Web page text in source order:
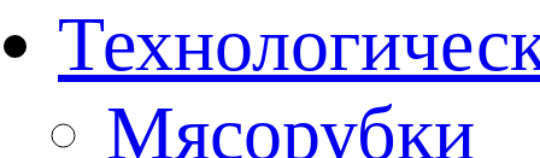
Мясорубки